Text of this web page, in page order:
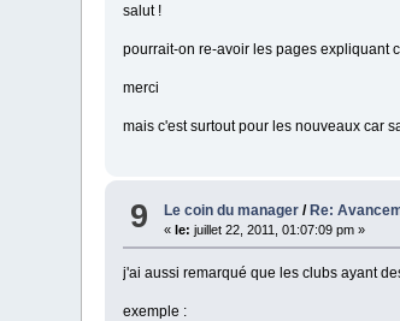
salut !
pourrait-on re-avoir les pages expliquant
merci
mais c'est surtout pour les nouveaux car
9 Le coin du manager / Re:
«le: juillet 22, 2011, 01:07:09 pm »
j'ai aussi remarqué que les clubs ayant
exemple :